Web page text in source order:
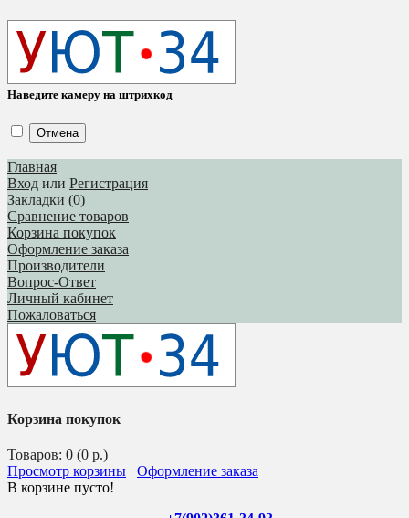
Наведите камеру на штрихкод
Отмена
Главная
Вход или Регистрация
Закладки (0)
Сравнение товаров
Корзина покупок
Оформление заказа
Производители
Вопрос-Ответ
Личный кабинет
Пожаловаться
Корзина покупок
Товаров: 0 (0 р.)
Просмотр корзины
Оформление заказа
В корзине пусто!